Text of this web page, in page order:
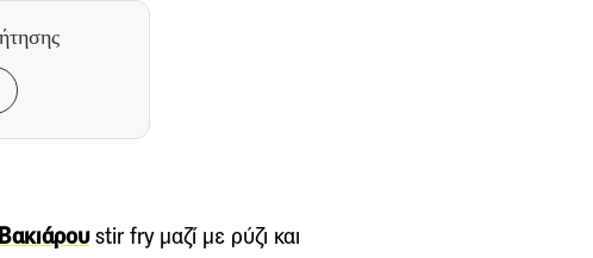
stir fry μαζί με ρύζι και